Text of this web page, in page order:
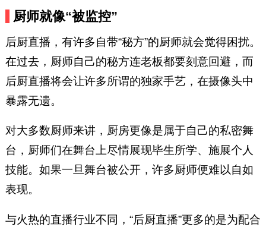
厨师就像“被监控”
后厨直播，有许多自带“秘方”的厨师就会觉得困扰。
在过去，厨师自己的秘方连老板都要刻意回避，而
后厨直播将会让许多所谓的独家手艺，在摄像头中
暴露无遗。
对大多数厨师来讲，厨房更像是属于自己的私密舞
台，厨师们在舞台上尽情展现毕生所学、施展个人
技能。如果一旦舞台被公开，许多厨师便难以自如
表现。
与火热的直播行业不同，“后厨直播”更多的是为配合